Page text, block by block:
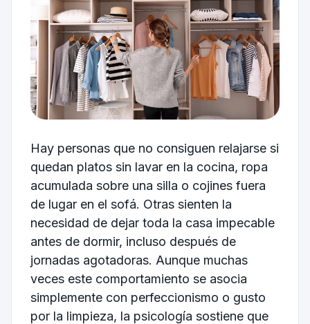
Hay personas que no consiguen relajarse si
quedan platos sin lavar en la cocina, ropa
acumulada sobre una silla o cojines fuera
de lugar en el sofá. Otras sienten la
necesidad de dejar toda la casa impecable
antes de dormir, incluso después de
jornadas agotadoras. Aunque muchas
veces este comportamiento se asocia
simplemente con perfeccionismo o gusto
por la limpieza, la psicología sostiene que